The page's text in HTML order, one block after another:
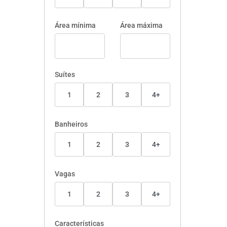
Área mínima Área máxima
Suítes
1 2 3 4+
Banheiros
1 2 3 4+
Vagas
1 2 3 4+
Características